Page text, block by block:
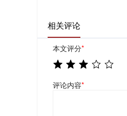
相关评论
本文评分*
评论内容*